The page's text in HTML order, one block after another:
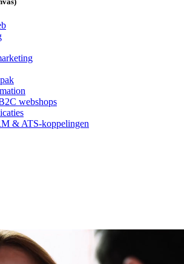
webshops
& ATS-koppelingen